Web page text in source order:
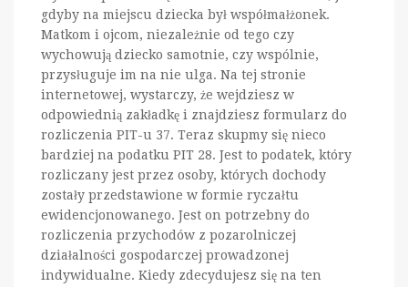
gdyby na miejscu dziecka był współmałżonek.
Matkom i ojcom, niezależnie od tego czy
wychowują dziecko samotnie, czy wspólnie,
przysługuje im na nie ulga. Na tej stronie
internetowej, wystarczy, że wejdziesz w
odpowiednią zakładkę i znajdziesz formularz do
rozliczenia PIT-u 37. Teraz skupmy się nieco
bardziej na podatku PIT 28. Jest to podatek, który
rozliczany jest przez osoby, których dochody
zostały przedstawione w formie ryczałtu
ewidencjonowanego. Jest on potrzebny do
rozliczenia przychodów z pozarolniczej
działalności gospodarczej prowadzonej
indywidualne. Kiedy zdecydujesz się na ten